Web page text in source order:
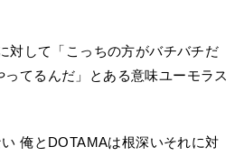
対して「こっちの方がバチバチだ
てるんだ」とある意味ユーモラス
俺とDOTAMAは根深いそれに対